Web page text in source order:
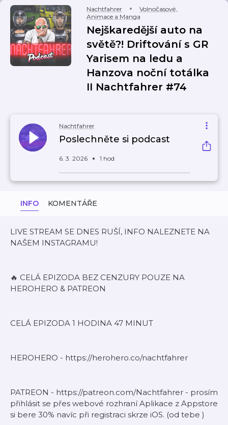
Nachtfahrer Volnočasové,
Animace a Manga
Nejškaredější auto na
světě?! Driftování s GR
Yarisem na ledu a
Hanzova noční totálka
II Nachtfahrer #74
Nachtfahrer
Poslechněte si podcast
6. 3. 2026 1 hod
INFO KOMENTÁŘE
LIVE STREAM SE DNES RUŠÍ, INFO NALEZNETE NA
NAŠEM INSTAGRAMU!
🔥 CELÁ EPIZODA BEZ CENZURY POUZE NA
HEROHERO & PATREON
CELÁ EPIZODA 1 HODINA 47 MINUT
HEROHERO - https://herohero.co/nachtfahrer
PATREON - https://patreon.com/Nachtfahrer - prosím
přihlásit se přes webové rozhraní Aplikace z Appstore
si bere 30% navíc při registraci skrze iOS. (od tebe )